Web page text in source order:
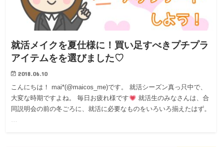
就活メイクを夏仕様に！買い足すべきプチプラ
アイテムをを選びました♡
2018.06.10
こんにちは！ mai*(@maicos_me)です。 就活シーズン真っ只中で、
大変な時期ですよね。 毎日お疲れ様です
就活生のみなさんは、合
同説明会の前の冬ごろに、就活に必要なものをいろいろ揃えたはず。
…